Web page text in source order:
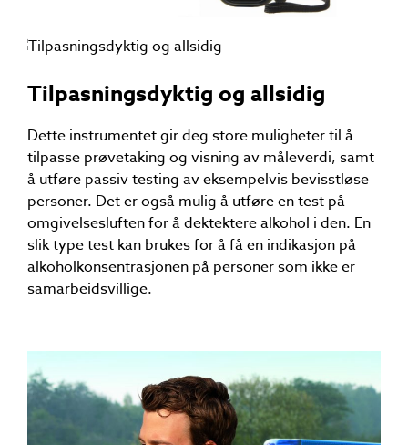
Tilpasningsdyktig og allsidig
Dette instrumentet gir deg store muligheter til å
tilpasse prøvetaking og visning av måleverdi, samt
å utføre passiv testing av eksempelvis bevisstløse
personer. Det er også mulig å utføre en test på
omgivelsesluften for å dektektere alkohol i den. En
slik type test kan brukes for å få en indikasjon på
alkoholkonsentrasjonen på personer som ikke er
samarbeidsvillige.